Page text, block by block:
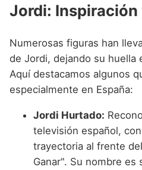
Jordi: Inspiración
Numerosas figuras han
de Jordi, dejando su huella
Aquí destacamos algunos
especialmente en España:
Jordi Hurtado:
televisión español,
trayectoria al frente
Ganar". Su nombre es